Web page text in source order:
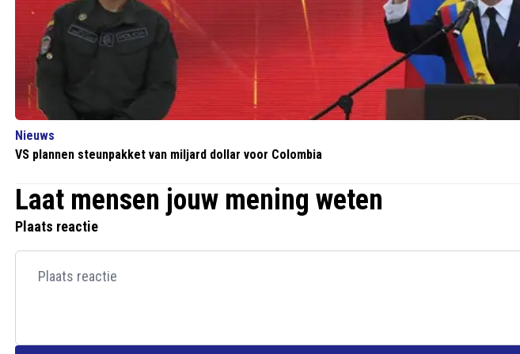
Nieuws
VS plannen steunpakket van miljard dollar voor Colombia
Laat mensen jouw mening weten
Plaats reactie